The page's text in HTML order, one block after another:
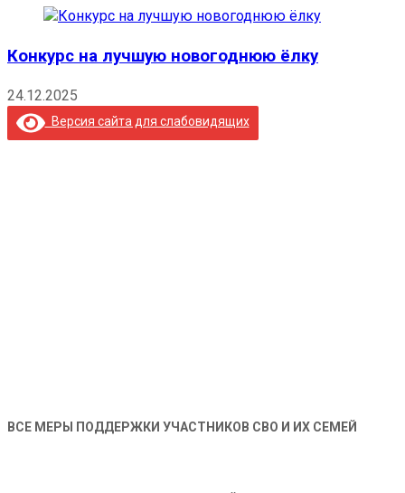
Конкурс на лучшую новогоднюю ёлку
24.12.2025
Версия сайта для слабовидящих
ВСЕ МЕРЫ ПОДДЕРЖКИ УЧАСТНИКОВ СВО И ИХ СЕМЕЙ